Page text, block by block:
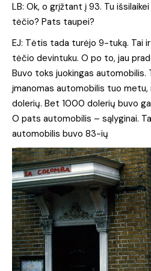
LB: Ok, o grįžtant į 93. Tu
tėčio? Pats taupei?
EJ: Tėtis tada turėjo 9-tuką. Tai
tėčio devintuku. O po to, jau
Buvo toks juokingas automobilis.
įmanomas automobilis tuo
dolerių. Bet 1000 dolerių buvo
O pats automobilis – sąlyginai.
automobilis buvo 83-ių